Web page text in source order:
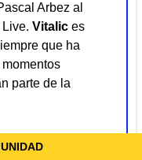
Arbez al
Vitalic es
que ha
parte de la
irá